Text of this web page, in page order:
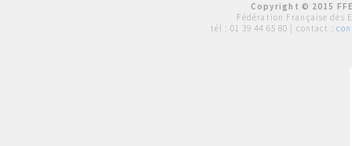
Copyright © 2015
Fédération Française des
tél : 01 39 44 65 80 | contact :